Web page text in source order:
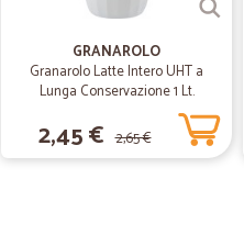
efficiente
GRANAROLO
Granarolo Latte Intero UHT a
Lunga Conservazione 1 Lt.
2,45 € 2,65 €